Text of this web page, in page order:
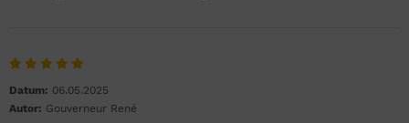
Datum: 06.05.2025
Autor: Gouverneur René